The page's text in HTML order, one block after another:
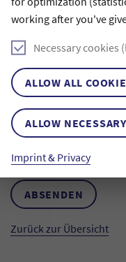
working after you've
Necessary cookies
ALLOW ALL
ALLOW
Imprint & Privacy
Anti-Robot
ABSENDEN
Zurück zur Übersicht